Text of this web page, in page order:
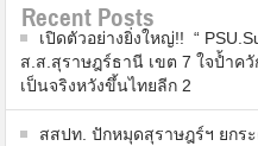
Recent Posts
เปิดตัวอย่างยิ่งใหญ่!! “
ส.ส.สุราษฎร์ธานี เขต 7 ใจป้ำค
เป็นจริงหวังขึ้นไทยลีก 2
สสปท. ปักหมุดสุราษฎร์ฯ ยกระ